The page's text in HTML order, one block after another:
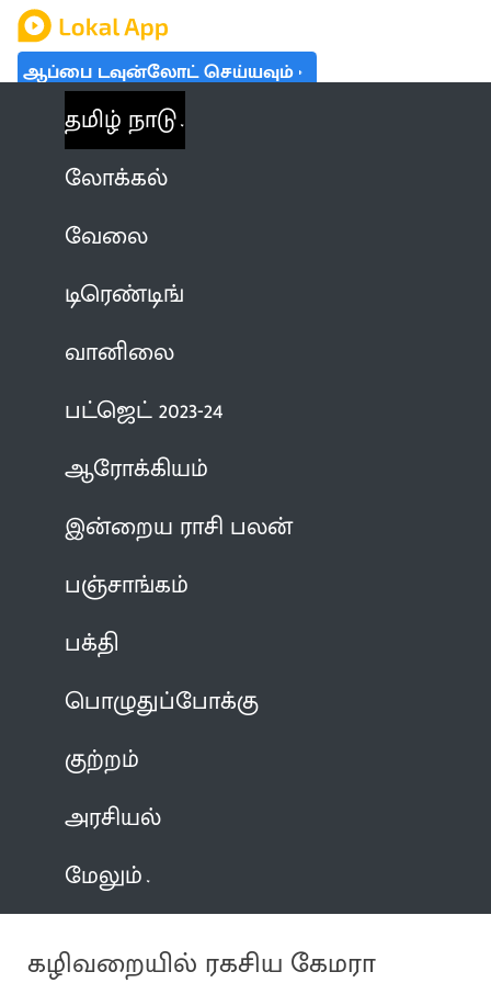
ஆப்பை டவுன்லோட் செய்யவும்
தமிழ் நாடு
லோக்கல்
வேலை
டிரெண்டிங்
வானிலை
பட்ஜெட் 2023-24
ஆரோக்கியம்
இன்றைய ராசி பலன்
பஞ்சாங்கம்
பக்தி
பொழுதுப்போக்கு
குற்றம்
அரசியல்
மேலும்
கழிவறையில் ரகசிய கேமரா